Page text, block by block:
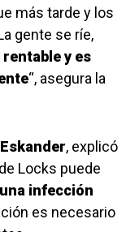
más tarde y los
gente se ríe,
y es
“, asegura la
, explicó
Locks puede
infección
es necesario